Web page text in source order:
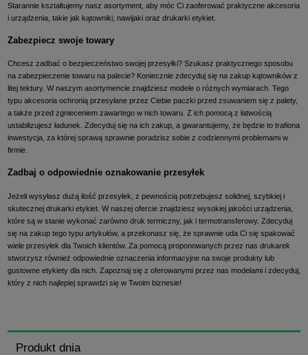
Starannie kształtujemy nasz asortyment, aby móc Ci zaoferować praktyczne akcesoria
i urządzenia, takie jak kątowniki, nawijaki oraz drukarki etykiet.
Zabezpiecz swoje towary
Chcesz zadbać o bezpieczeństwo swojej przesyłki? Szukasz praktycznego sposobu
na zabezpieczenie towaru na palecie? Koniecznie zdecyduj się na zakup kątowników z
litej tektury. W naszym asortymencie znajdziesz modele o różnych wymiarach. Tego
typu akcesoria ochronią przesyłane przez Ciebie paczki przed zsuwaniem się z palety,
a także przed zgnieceniem zawartego w nich towaru. Z ich pomocą z łatwością
ustabilizujesz ładunek. Zdecyduj się na ich zakup, a gwarantujemy, że będzie to trafiona
inwestycja, za której sprawą sprawnie poradzisz sobie z codziennymi problemami w
firmie.
Zadbaj o odpowiednie oznakowanie przesyłek
Jeżeli wysyłasz dużą ilość przesyłek, z pewnością potrzebujesz solidnej, szybkiej i
skutecznej drukarki etykiet. W naszej ofercie znajdziesz wysokiej jakości urządzenia,
które są w stanie wykonać zarówno druk termiczny, jak i termotransferowy. Zdecyduj
się na zakup tego typu artykułów, a przekonasz się, że sprawnie uda Ci się spakować
wiele przesyłek dla Twoich klientów. Za pomocą proponowanych przez nas drukarek
stworzysz również odpowiednie oznaczenia informacyjne na swoje produkty lub
gustowne etykiety dla nich. Zapoznaj się z oferowanymi przez nas modelami i zdecyduj,
który z nich najlepiej sprawdzi się w Twoim biznesie!
Produkt dnia